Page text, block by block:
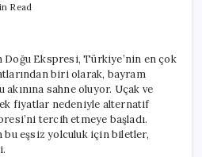
Read
Artık
Tercih
Ediliyor:
Bilet
Fiyatları
Yükseliyor
için
Doğu Ekspresi, Türkiye’nin en çok
biri olarak, bayram
sahne oluyor. Uçak ve
fiyatlar nedeniyle alternatif
tercih etmeye başladı.
bu eşsiz yolculuk için biletler,